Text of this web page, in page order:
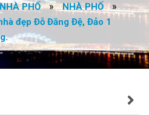
PHỐ » NHÀ PHỐ »
đẹp Đỗ Đăng Đệ, Đảo 1